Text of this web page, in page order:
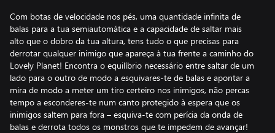
Com botas de velocidade nos pés, uma quantidade infinita de
balas para a tua semiautomática e a capacidade de saltar mais
alto que o dobro da tua altura, tens tudo o que precisas para
derrotar qualquer inimigo que apareça à tua frente a caminho do
Lovely Planet! Encontra o equilíbrio necessário entre saltar de um
lado para o outro de modo a esquivares-te de balas e apontar a
mira de modo a meter um tiro certeiro nos inimigos, não percas
tempo a esconderes-te num canto protegido à espera que os
inimigos saltem para fora – esquiva-te com perícia da onda de
balas e derrota todos os monstros que te impedem de avançar!